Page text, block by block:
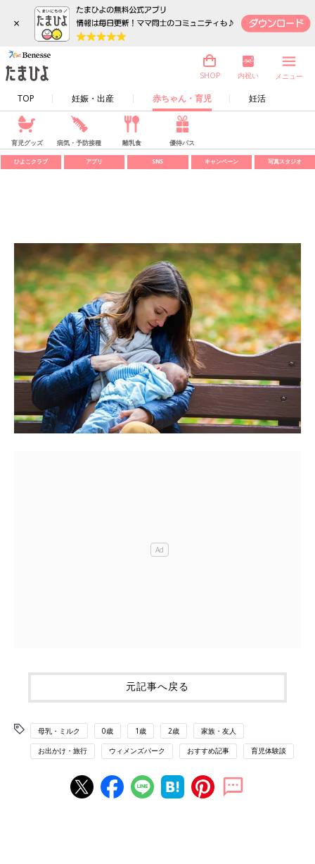
×
TOP 妊娠・出産 赤ちゃん・育児 妊活
SHOP 内祝い メニュー
育児グッズ 病気・予防接種 離乳食 優待パス
ひよこクラブ アプリ SNS キャンペーン 写真スタジオ
元記事へ戻る
母乳・ミルク 0歳 1歳 2歳 家族・友人
お出かけ・旅行 ウィメンズパーク おすすめ記事 育児体験談